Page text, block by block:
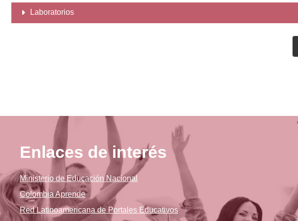
Laboratorios
Enlaces de interés
Ministerio de Educación Nacional
Colombia Aprende
Red Latinoamericana de Portales Educativos